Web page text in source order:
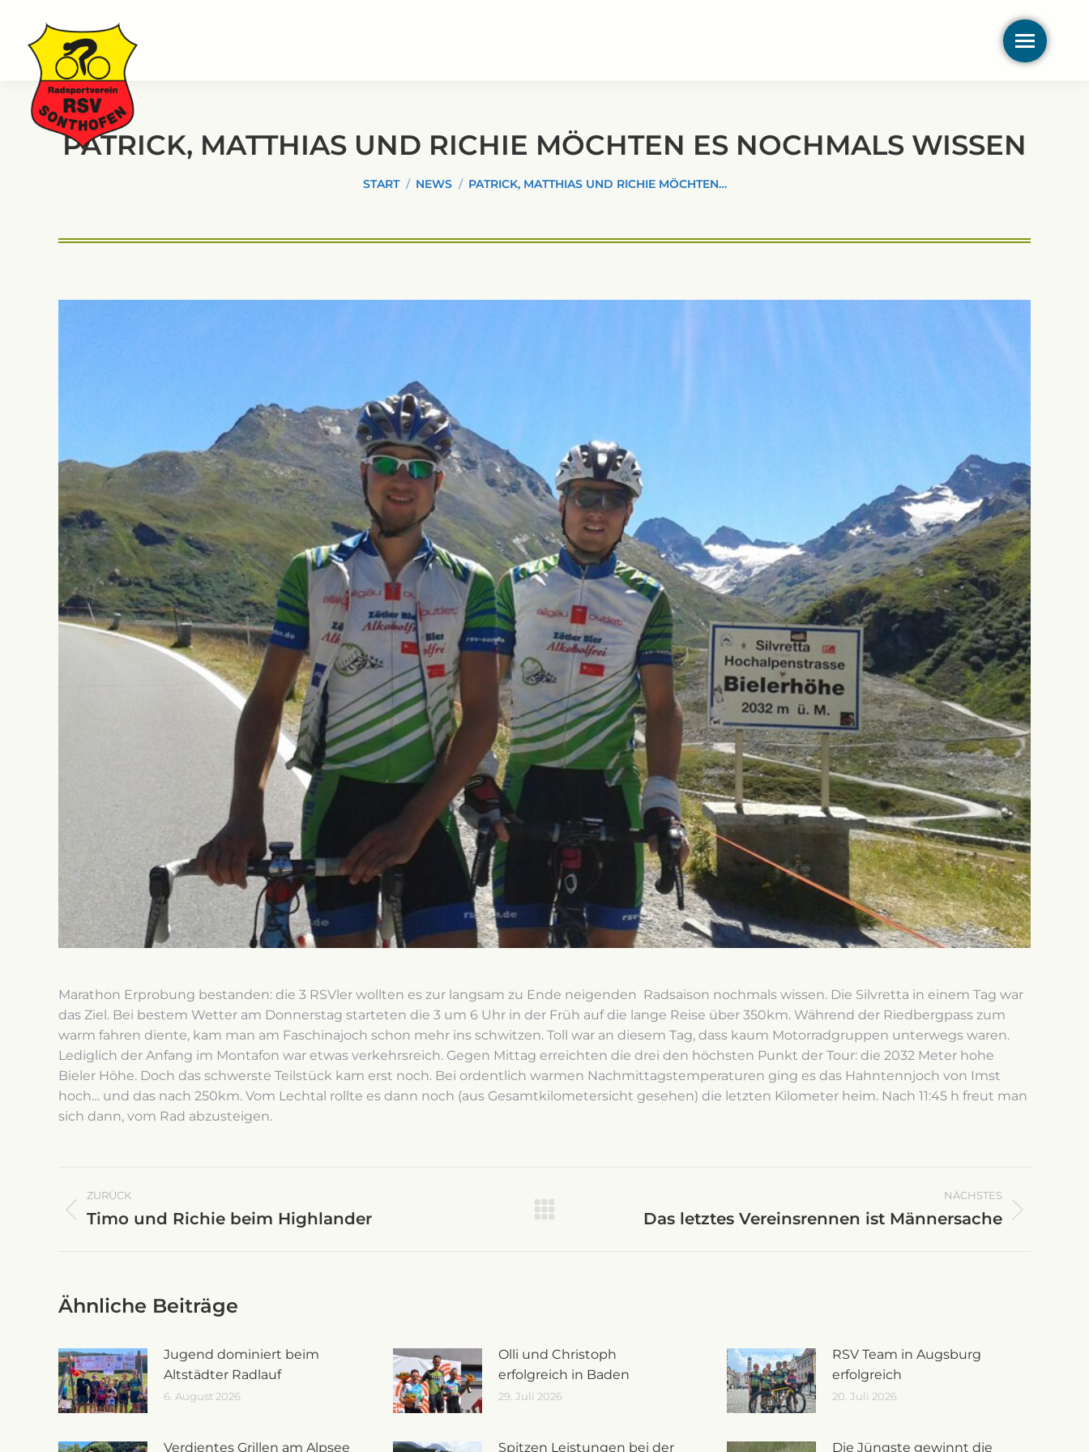
PATRICK, MATTHIAS UND RICHIE MÖCHTEN ES NOCHMALS WISSEN
START NEWS PATRICK, MATTHIAS UND RICHIE MÖCHTEN…
Marathon Erprobung bestanden: die 3 RSVler wollten es zur langsam zu Ende neigenden Radsaison nochmals wissen. Die Silvretta in einem Tag war
das Ziel. Bei bestem Wetter am Donnerstag starteten die 3 um 6 Uhr in der Früh auf die lange Reise über 350km. Während der Riedbergpass zum
warm fahren diente, kam man am Faschinajoch schon mehr ins schwitzen. Toll war an diesem Tag, dass kaum Motorradgruppen unterwegs waren.
Lediglich der Anfang im Montafon war etwas verkehrsreich. Gegen Mittag erreichten die drei den höchsten Punkt der Tour: die 2032 Meter hohe
Bieler Höhe. Doch das schwerste Teilstück kam erst noch. Bei ordentlich warmen Nachmittagstemperaturen ging es das Hahntennjoch von Imst
hoch… und das nach 250km. Vom Lechtal rollte es dann noch (aus Gesamtkilometersicht gesehen) die letzten Kilometer heim. Nach 11:45 h freut man
sich dann, vom Rad abzusteigen.
Kommentarnavigation
ZURÜCK
Vorheriger
Timo und Richie beim Highlander
NÄCHSTES
Das letztes Vereinsrennen ist Männersache
Ähnliche Beiträge
Jugend dominiert beim
Altstädter Radlauf
6. August 2026
Olli und Christoph
erfolgreich in Baden
29. Juli 2026
RSV Team in Augsburg
erfolgreich
20. Juli 2026
Verdientes Grillen am Alpsee Spitzen Leistungen bei der Die Jüngste gewinnt die